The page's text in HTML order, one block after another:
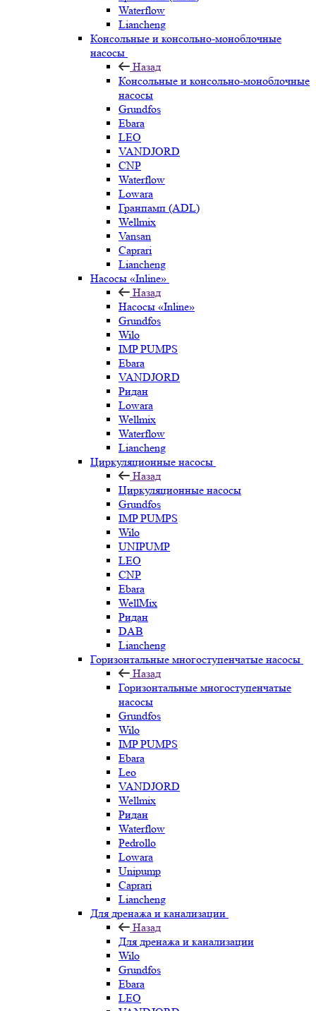
Waterflow
Liancheng
Консольные и консольно-моноблочные
насосы
Назад
Консольные и консольно-моноблочные
насосы
Grundfos
Ebara
LEO
VANDJORD
CNP
Waterflow
Lowara
Гранпамп (ADL)
Wellmix
Vansan
Caprari
Liancheng
Насосы «Inline»
Назад
Насосы «Inline»
Grundfos
Wilo
IMP PUMPS
Ebara
VANDJORD
Ридан
Lowara
Wellmix
Waterflow
Liancheng
Циркуляционные насосы
Назад
Циркуляционные насосы
Grundfos
IMP PUMPS
Wilo
UNIPUMP
LEO
CNP
Ebara
WellMix
Ридан
DAB
Liancheng
Горизонтальные многоступенчатые насосы
Назад
Горизонтальные многоступенчатые
насосы
Grundfos
Wilo
IMP PUMPS
Ebara
Leo
VANDJORD
Wellmix
Ридан
Waterflow
Pedrollo
Lowara
Unipump
Caprari
Liancheng
Для дренажа и канализации
Назад
Для дренажа и канализации
Wilo
Grundfos
Ebara
LEO